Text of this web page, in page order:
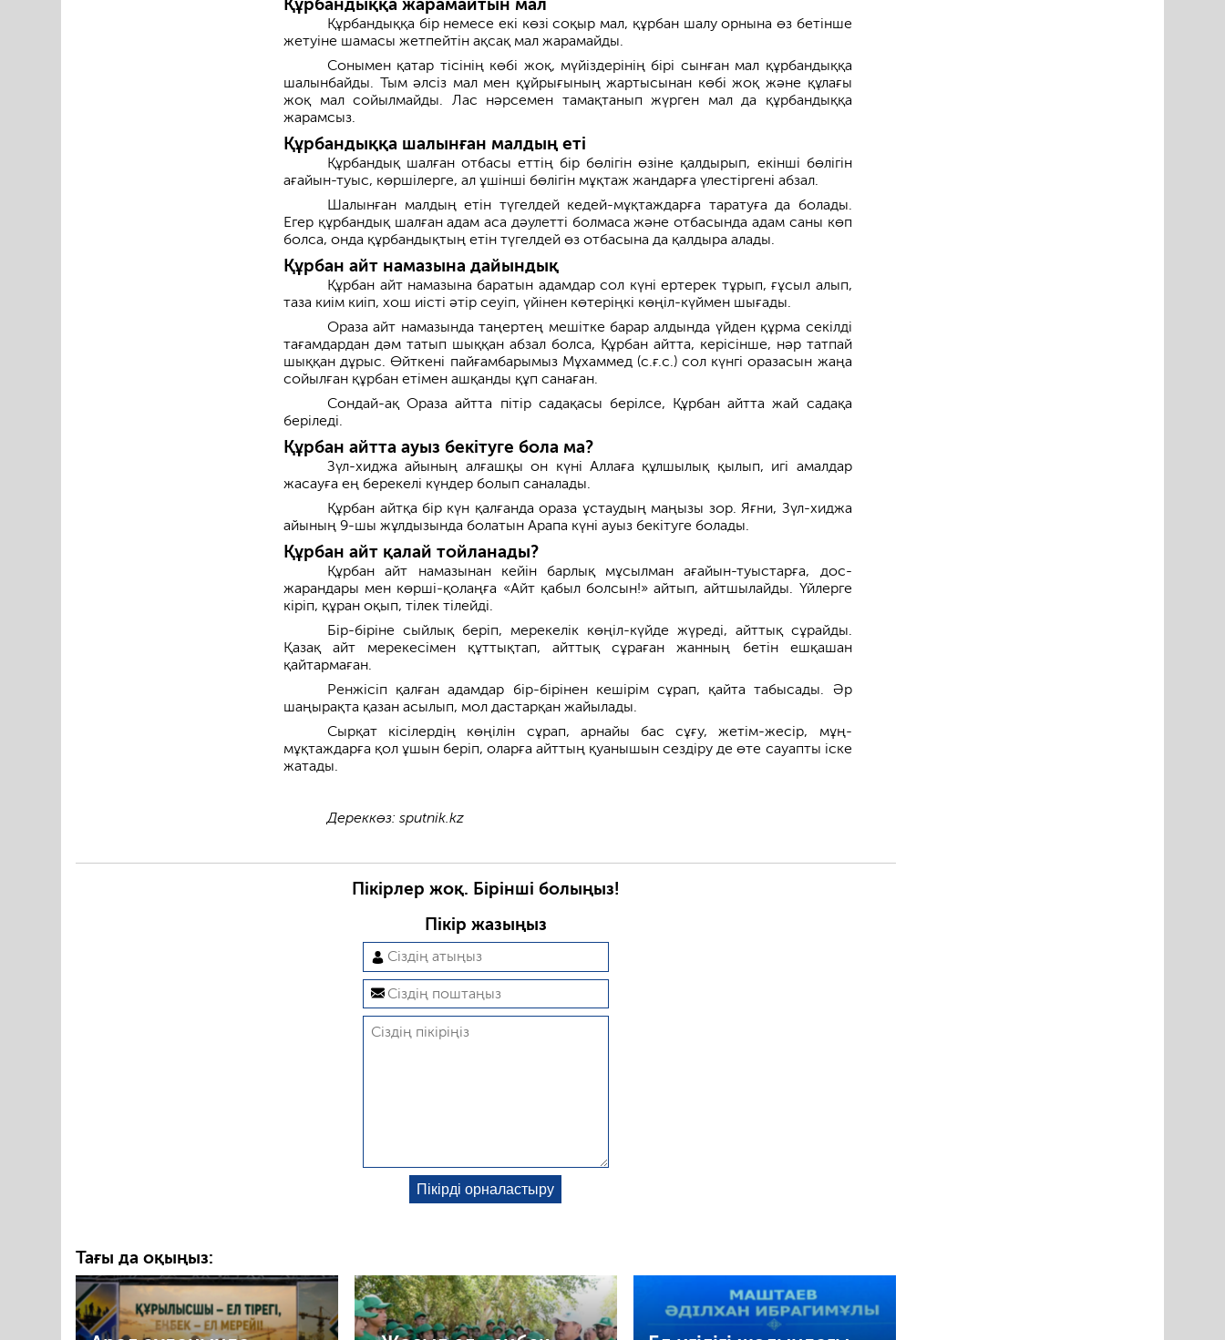
Құрбандыққа бір немесе екі көзі соқыр мал, құрбан шалу орнына өз бетінше
жетуіне шамасы жетпейтін ақсақ мал жарамайды.
Сонымен қатар тісінің көбі жоқ, мүйіздерінің бірі сынған мал құрбандыққа
шалынбайды. Тым әлсіз мал мен құйрығының жартысынан көбі жоқ және құлағы
жоқ мал сойылмайды. Лас нәрсемен тамақтанып жүрген мал да құрбандыққа
жарамсыз.
Құрбандыққа шалынған малдың еті
Құрбандық шалған отбасы еттің бір бөлігін өзіне қалдырып, екінші бөлігін
ағайын-туыс, көршілерге, ал ұшінші бөлігін мұқтаж жандарға үлестіргені абзал.
Шалынған малдың етін түгелдей кедей-мұқтаждарға таратуға да болады.
Егер құрбандық шалған адам аса дәулетті болмаса және отбасында адам саны көп
болса, онда құрбандықтың етін түгелдей өз отбасына да қалдыра алады.
Құрбан айт намазына дайындық
Құрбан айт намазына баратын адамдар сол күні ертерек тұрып, ғұсыл алып,
таза киім киіп, хош иісті әтір сеуіп, үйінен көтеріңкі көңіл-күймен шығады.
Ораза айт намазында таңертең мешітке барар алдында үйден құрма секілді
тағамдардан дәм татып шыққан абзал болса, Құрбан айтта, керісінше, нәр татпай
шыққан дұрыс. Өйткені пайғамбарымыз Мұхаммед (с.ғ.с.) сол күнгі оразасын жаңа
сойылған құрбан етімен ашқанды құп санаған.
Сондай-ақ Ораза айтта пітір садақасы берілсе, Құрбан айтта жай садақа
беріледі.
Құрбан айтта ауыз бекітуге бола ма?
Зүл-хиджа айының алғашқы он күні Аллаға құлшылық қылып, игі амалдар
жасауға ең берекелі күндер болып саналады.
Құрбан айтқа бір күн қалғанда ораза ұстаудың маңызы зор. Яғни, Зүл-хиджа
айының 9-шы жұлдызында болатын Арапа күні ауыз бекітуге болады.
Құрбан айт қалай тойланады?
Құрбан айт намазынан кейін барлық мұсылман ағайын-туыстарға, дос-
жарандары мен көрші-қолаңға «Айт қабыл болсын!» айтып, айтшылайды. Үйлерге
кіріп, құран оқып, тілек тілейді.
Бір-біріне сыйлық беріп, мерекелік көңіл-күйде жүреді, айттық сұрайды.
Қазақ айт мерекесімен құттықтап, айттық сұраған жанның бетін ешқашан
қайтармаған.
Ренжісіп қалған адамдар бір-бірінен кешірім сұрап, қайта табысады. Әр
шаңырақта қазан асылып, мол дастарқан жайылады.
Сырқат кісілердің көңілін сұрап, арнайы бас сұғу, жетім-жесір, мұң-
мұқтаждарға қол ұшын беріп, оларға айттың қуанышын сездіру де өте сауапты іске
жатады.
Дереккөз: sputnik.kz
Пікірлер жоқ. Бірінші болыңыз!
Пікір жазыңыз
Тағы да оқыңыз: